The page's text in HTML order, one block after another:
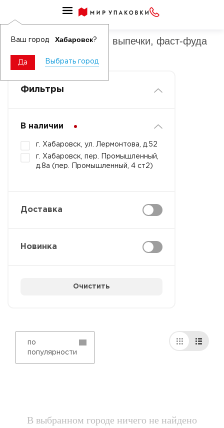
Ваш город Хабаровск?
Да Выбрать город
Уголки бумажные для выпечки, фаст-фуда
Фильтры
В наличии
г. Хабаровск, ул. Лермонтова, д.52
г. Хабаровск, пер. Промышленный,
д.8а (пер. Промышленный, 4 ст2)
Доставка
Новинка
Очистить
по
популярности
В выбранном городе ничего не найдено